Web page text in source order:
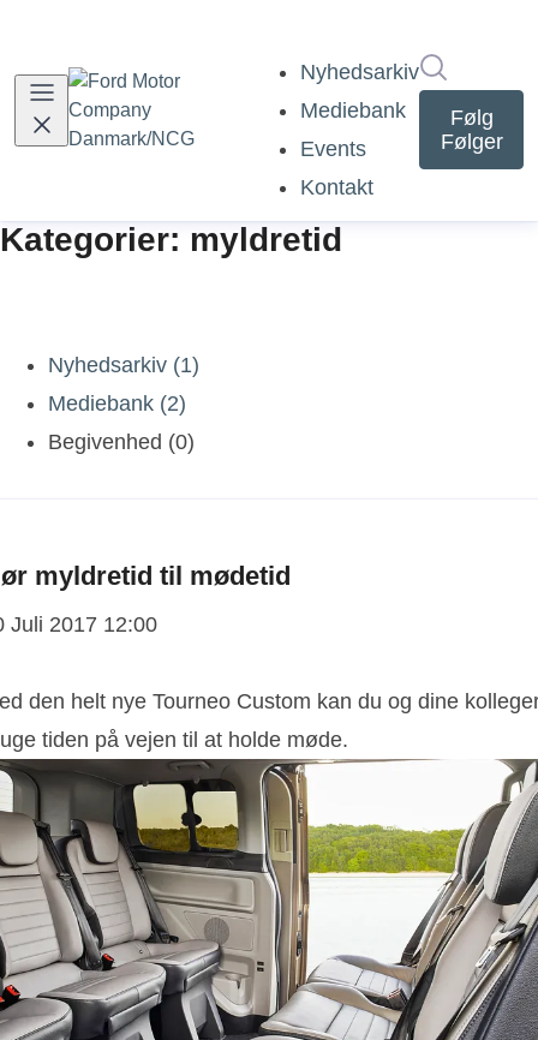
Nyhedsarkiv
Mediebank
Events
Kontakt
Følg
Følger
Kategorier: myldretid
Nyhedsarkiv (1)
Mediebank (2)
Begivenhed (0)
myldretid til mødetid
Juli 2017 12:00
den helt nye Tourneo Custom kan du og dine
tiden på vejen til at holde møde.